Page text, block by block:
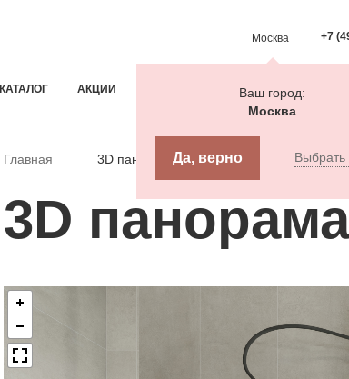
Москва
Ваш город:
Москва
Да, верно Выбрать
+7
КАТАЛОГ АКЦИИ ТИПОВЫЕ РЕШЕНИЯ ОПЛАТА
Главная 3D панорама
3D панорама